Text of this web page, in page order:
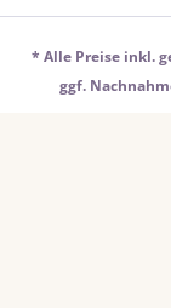
* Alle Preise inkl.
ggf.